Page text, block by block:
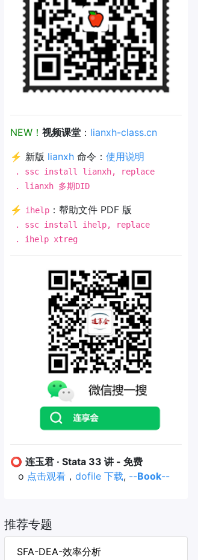
NEW！ 视频课堂 ： lianxh-class.cn
⚡ 新版 lianxh 命令： 使用说明
. ssc install lianxh, replace
. lianxh 多期DID
⚡ ihelp ：帮助文件 PDF 版
. ssc install ihelp, replace
. ihelp xtreg
⭕ 连玉君 · Stata 33 讲 - 免费
o 点击观看 ， dofile 下载, --Book--
推荐专题
SFA-DEA-效率分析